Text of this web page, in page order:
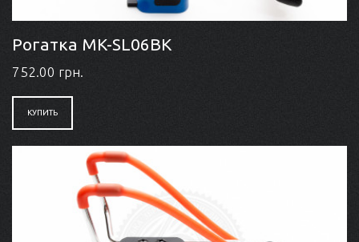
Рогатка MK-SL06BK
752.00 грн.
КУПИТЬ